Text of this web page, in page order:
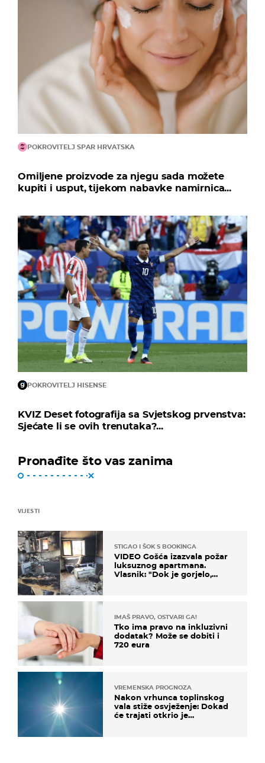
POKROVITELJ SPAR HRVATSKA
Omiljene proizvode za njegu sada možete
kupiti i usput, tijekom nabavke namirnica...
POKROVITELJ HISENSE
KVIZ Deset fotografija sa Svjetskog prvenstva:
Sjećate li se ovih trenutaka?...
Pronađite što vas zanima
VIJESTI
STIGAO I ŠOK S BOOKINGA
VIDEO Gošća izazvala požar
luksuznog apartmana.
Vlasnik: "Dok je gorjelo,
IMAŠ PRAVO, OSTVARI GA!
Tko ima pravo na inkluzivni
dodatak? Može se dobiti i
720 eura
VREMENSKA PROGNOZA
Nakon vrhunca toplinskog
vala stiže osvježenje: Dokad
će trajati otkrio je